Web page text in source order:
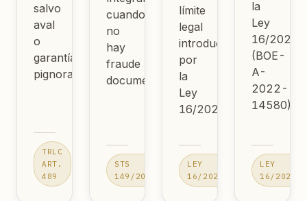
salvo
aval
o
garantía
pignorada.
TRLC
ART.
489
cuando
no
hay
fraude
documentado.
STS
149/2020
límite
legal
introducido
por
la
Ley
16/2022.
LEY
16/2022
la
Ley
16/2022
(BOE-
A-
2022-
14580).
LEY
16/2022